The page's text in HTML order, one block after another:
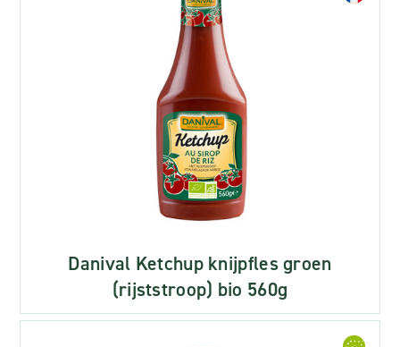
Danival Ketchup knijpfles groen
(rijststroop) bio 560g